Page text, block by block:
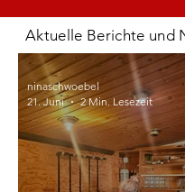
Aktuelle Berichte und
ninaschwoebel
21. Juni
2 Min. Lesezeit